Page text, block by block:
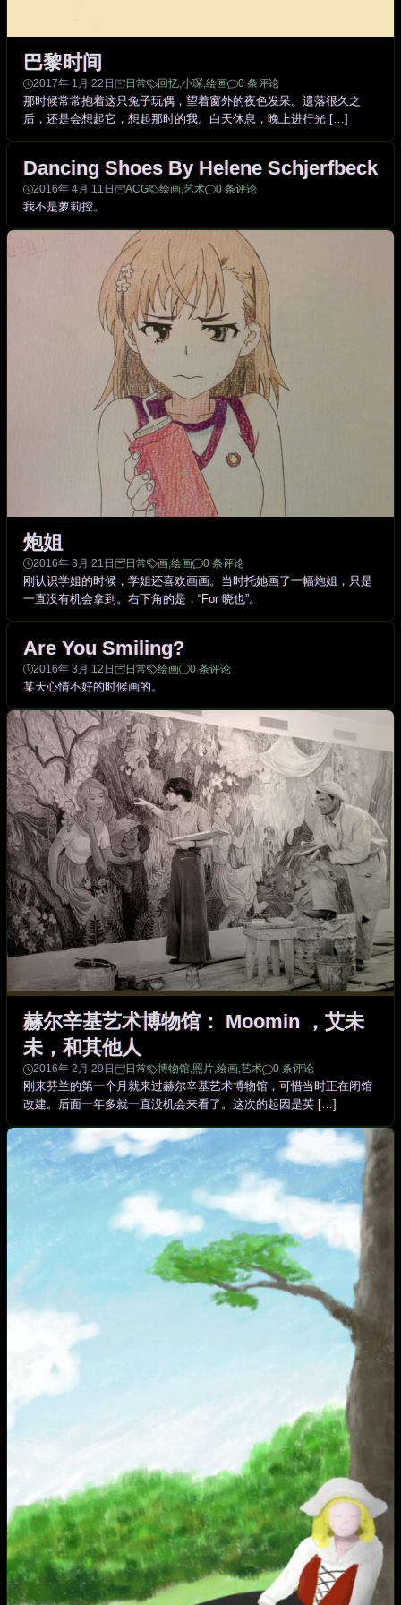
巴黎时间
2017年 1月 22日 日常 回忆,小琛,绘画
0 条评论
那时候常常抱着这只兔子玩偶，望着窗外的夜色发呆。遗落很久之
后，还是会想起它，想起那时的我。白天休息，晚上进行光 […]
Dancing Shoes By Helene Schjerfbeck
2016年 4月 11日 ACG 绘画,艺术
0 条评论
我不是萝莉控。
炮姐
2016年 3月 21日 日常 画,绘画
0 条评论
刚认识学姐的时候，学姐还喜欢画画。当时托她画了一幅炮姐，只是
一直没有机会拿到。右下角的是，“For 晓也”。
Are You Smiling?
2016年 3月 12日 日常 绘画
0 条评论
某天心情不好的时候画的。
赫尔辛基艺术博物馆： Moomin ，艾未
未，和其他人
2016年 2月 29日 日常 博物馆,照片,绘画,艺术
0 条评论
刚来芬兰的第一个月就来过赫尔辛基艺术博物馆，可惜当时正在闭馆
改建。后面一年多就一直没机会来看了。这次的起因是英 […]